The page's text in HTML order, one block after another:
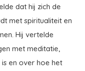
dat hij zich de
met spiritualiteit en
Hij vertelde
met meditatie,
en over hoe het